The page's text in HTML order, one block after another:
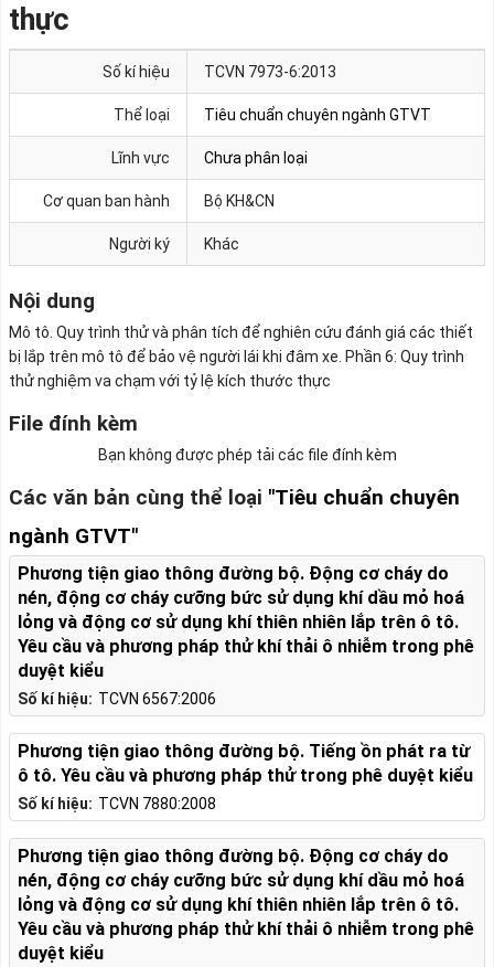
thực
Số kí hiệu TCVN 7973-6:2013
Thể loại Tiêu chuẩn chuyên ngành GTVT
Lĩnh vực Chưa phân loại
Cơ quan ban hành Bộ KH&CN
Người ký Khác
Nội dung
Mô tô. Quy trình thử và phân tích để nghiên cứu đánh giá các thiết
bị lắp trên mô tô để bảo vệ người lái khi đâm xe. Phần 6: Quy trình
thử nghiệm va chạm với tỷ lệ kích thước thực
File đính kèm
Bạn không được phép tải các file đính kèm
Các văn bản cùng thể loại "Tiêu chuẩn chuyên
ngành GTVT"
Số kí hiệu: TCVN 6567:2006
Phương tiện giao thông đường bộ. Động cơ cháy do
nén, động cơ cháy cưỡng bức sử dụng khí dầu mỏ hoá
lỏng và động cơ sử dụng khí thiên nhiên lắp trên ô tô.
Yêu cầu và phương pháp thử khí thải ô nhiễm trong phê
duyệt kiểu
Số kí hiệu: TCVN 7880:2008
Phương tiện giao thông đường bộ. Tiếng ồn phát ra từ
ô tô. Yêu cầu và phương pháp thử trong phê duyệt kiểu
Phương tiện giao thông đường bộ. Động cơ cháy do
nén, động cơ cháy cưỡng bức sử dụng khí dầu mỏ hoá
lỏng và động cơ sử dụng khí thiên nhiên lắp trên ô tô.
Yêu cầu và phương pháp thử khí thải ô nhiễm trong phê
duyệt kiểu